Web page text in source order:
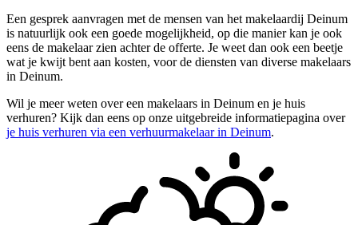
Een gesprek aanvragen met de mensen van het makelaardij Deinum
is natuurlijk ook een goede mogelijkheid, op die manier kan je ook
eens de makelaar zien achter de offerte. Je weet dan ook een beetje
wat je kwijt bent aan kosten, voor de diensten van diverse makelaars
in Deinum.
Wil je meer weten over een makelaars in Deinum en je huis
verhuren? Kijk dan eens op onze uitgebreide informatiepagina over
je huis verhuren via een verhuurmakelaar in Deinum.